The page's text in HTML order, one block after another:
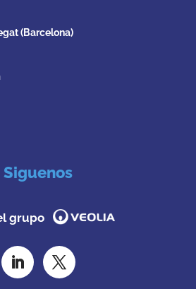
(Barcelona)
Siguenos
grupo